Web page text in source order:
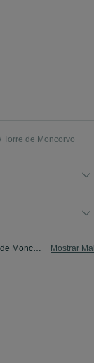
Torre de Moncorvo
Anúncios Classificados Carros, motos e barcos Torre de Moncorvo - camiões, salvados,autocaravanas, scooters e outros. Veja os anúncios ou publique o seu anúncio grátis no OLX Portugal. Mostrar